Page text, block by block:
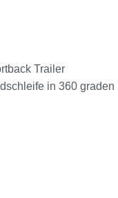
Trailer
in 360 graden